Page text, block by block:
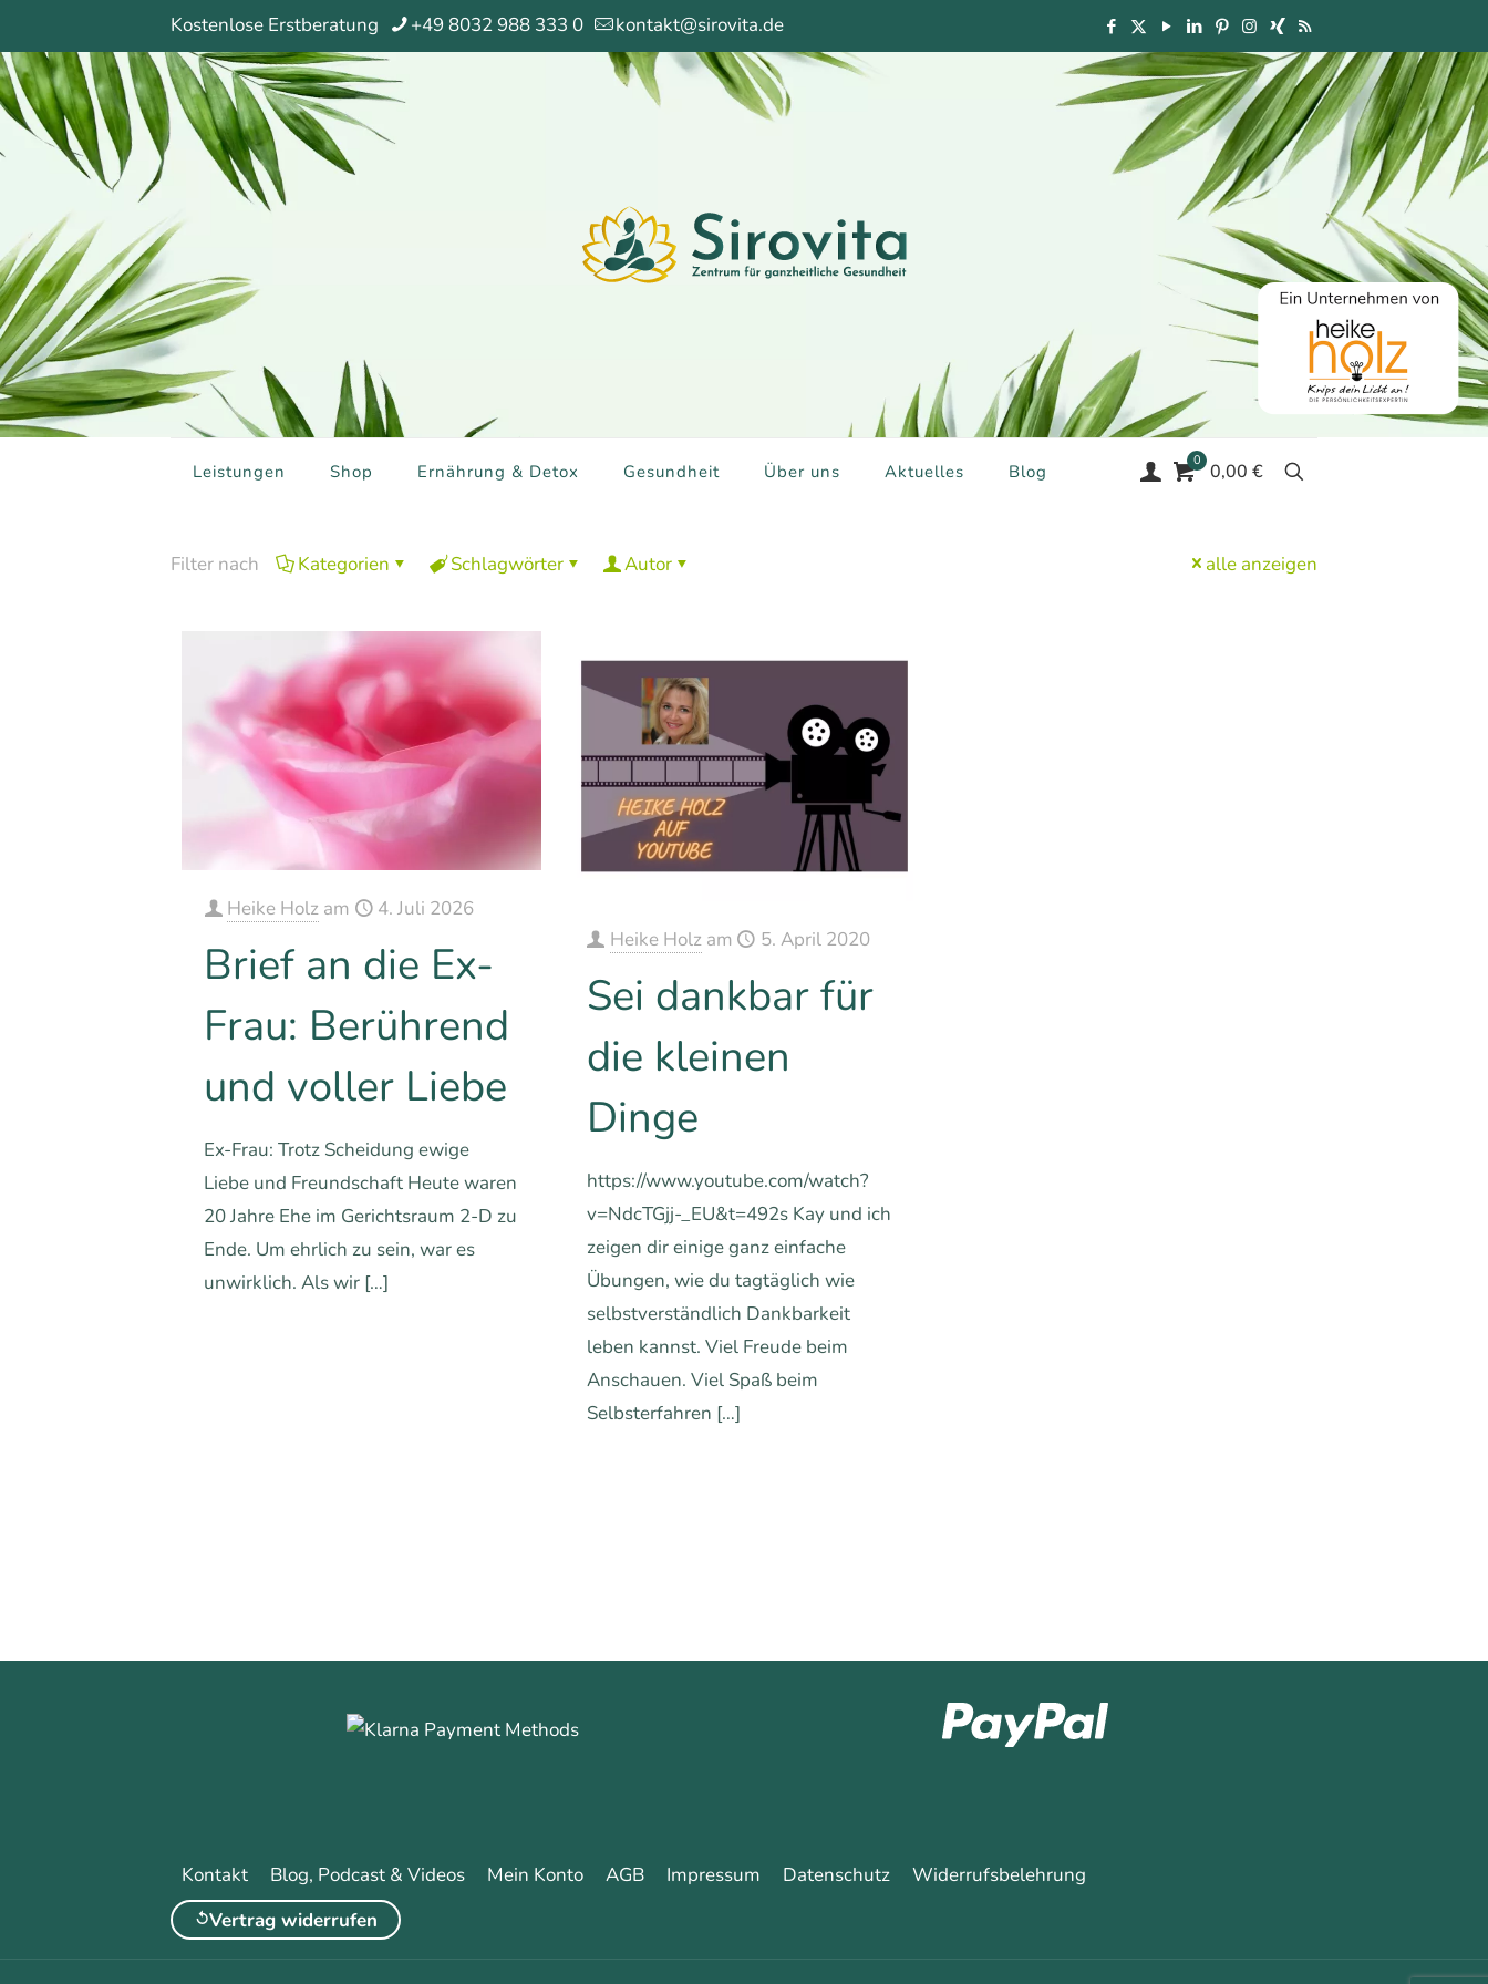
Kostenlose Erstberatung +49 8032 988 333 0 kontakt@sirovita.de
Leistungen Shop Ernährung & Detox Gesundheit Über uns Aktuelles Blog
0 0,00 €
Filter nach Kategorien Schlagwörter Autor alle anzeigen
Heike Holz am 4. Juli 2026
Brief an die Ex-
Frau: Berührend
und voller Liebe
Ex-Frau: Trotz Scheidung ewige
Liebe und Freundschaft Heute waren
20 Jahre Ehe im Gerichtsraum 2-D zu
Ende. Um ehrlich zu sein, war es
unwirklich. Als wir […]
Heike Holz am 5. April 2020
Sei dankbar für
die kleinen
Dinge
https://www.youtube.com/watch?
v=NdcTGjj-_EU&t=492s Kay und ich
zeigen dir einige ganz einfache
Übungen, wie du tagtäglich wie
selbstverständlich Dankbarkeit
leben kannst. Viel Freude beim
Anschauen. Viel Spaß beim
Selbsterfahren […]
Kontakt Blog, Podcast & Videos Mein Konto AGB Impressum Datenschutz
Widerrufsbelehrung
Vertrag widerrufen